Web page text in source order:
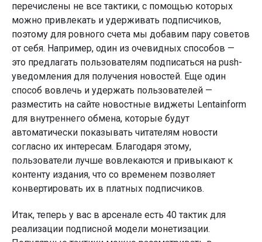
перечислены не все тактики, с помощью которых
можно привлекать и удерживать подписчиков,
поэтому для ровного счета мы добавим пару советов
от себя. Например, один из очевидных способов —
это предлагать пользователям подписаться на push-
уведомления для получения новостей. Еще один
способ вовлечь и удержать пользователей —
разместить на сайте новостные виджеты Lentainform
для внутреннего обмена, которые будут
автоматически показывать читателям новости
согласно их интересам. Благодаря этому,
пользователи лучше вовлекаются и привыкают к
контенту издания, что со временем позволяет
конвертировать их в платных подписчиков.
Итак, теперь у вас в арсенале есть 40 тактик для
реализации подписной модели монетизации.